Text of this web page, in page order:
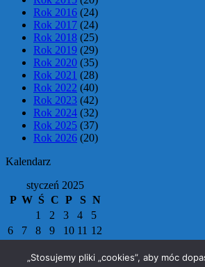
Rok 2016 (24)
Rok 2017 (24)
Rok 2018 (25)
Rok 2019 (29)
Rok 2020 (35)
Rok 2021 (28)
Rok 2022 (40)
Rok 2023 (42)
Rok 2024 (32)
Rok 2025 (37)
Rok 2026 (20)
Kalendarz
styczeń 2025
P W Ś C P S N
1
2 3 4
5
6
7 8 9 10 11 12
21 22 23 24 25 26
„Stosujemy pliki „cookies”, aby móc